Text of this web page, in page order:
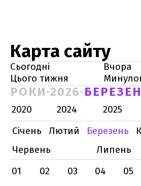
Карта сайту
Сьогодні
Вчора
Цього тижня
РОКИ 2026
2020 2024 2025
Січень
Лютий Березень
Червень
Липень
01
02 03 04 05